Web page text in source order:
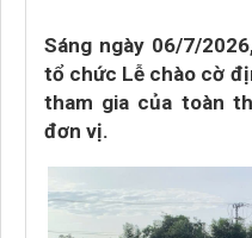
Sáng ngày 06/7/
tổ chức Lễ chào cờ
tham gia của toàn
đơn vị.